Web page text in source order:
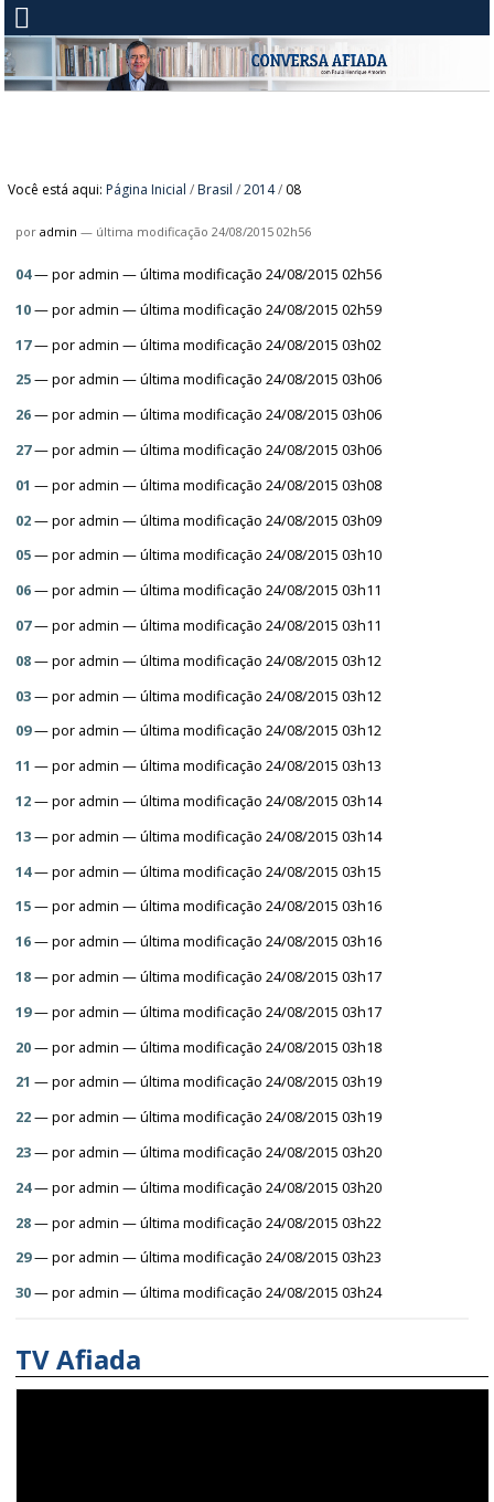
Você está aqui: Página Inicial / Brasil /2014/ 08
poradmin — última modificação 24/08/2015 02h56
04—por admin — última modificação 24/08/2015 02h56
10—por admin — última modificação 24/08/2015 02h59
17—por admin — última modificação 24/08/2015 03h02
25—por admin — última modificação 24/08/2015 03h06
26—por admin — última modificação 24/08/2015 03h06
27—por admin — última modificação 24/08/2015 03h06
01 —por admin — última modificação 24/08/2015 03h08
02—por admin — última modificação 24/08/2015 03h09
05—por admin — última modificação 24/08/2015 03h10
06—por admin — última modificação 24/08/2015 03h11
07—por admin — última modificação 24/08/2015 03h11
08—por admin — última modificação 24/08/2015 03h12
03—por admin — última modificação 24/08/2015 03h12
09—por admin — última modificação 24/08/2015 03h12
11 —por admin — última modificação 24/08/2015 03h13
12—por admin — última modificação 24/08/2015 03h14
13—por admin — última modificação 24/08/2015 03h14
14—por admin — última modificação 24/08/2015 03h15
15—por admin — última modificação 24/08/2015 03h16
16—por admin — última modificação 24/08/2015 03h16
18—por admin — última modificação 24/08/2015 03h17
19—por admin — última modificação 24/08/2015 03h17
20—por admin — última modificação 24/08/2015 03h18
21 —por admin — última modificação 24/08/2015 03h19
22—por admin — última modificação 24/08/2015 03h19
23—por admin — última modificação 24/08/2015 03h20
24—por admin — última modificação 24/08/2015 03h20
28—por admin — última modificação 24/08/2015 03h22
29—por admin — última modificação 24/08/2015 03h23
30—por admin — última modificação 24/08/2015 03h24
TV Afiada